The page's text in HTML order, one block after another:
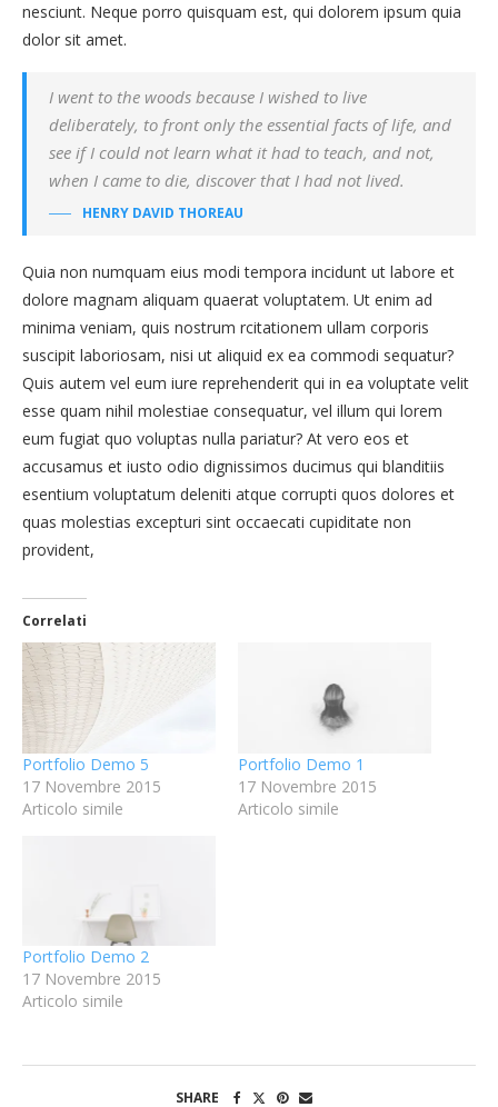
nesciunt. Neque porro quisquam est, qui dolorem ipsum quia
dolor sit amet.
I went to the woods because I wished to live
deliberately, to front only the essential facts of life, and
see if I could not learn what it had to teach, and not,
when I came to die, discover that I had not lived.
HENRY DAVID THOREAU
Quia non numquam eius modi tempora incidunt ut labore et
dolore magnam aliquam quaerat voluptatem. Ut enim ad
minima veniam, quis nostrum rcitationem ullam corporis
suscipit laboriosam, nisi ut aliquid ex ea commodi sequatur?
Quis autem vel eum iure reprehenderit qui in ea voluptate velit
esse quam nihil molestiae consequatur, vel illum qui lorem
eum fugiat quo voluptas nulla pariatur? At vero eos et
accusamus et iusto odio dignissimos ducimus qui blanditiis
esentium voluptatum deleniti atque corrupti quos dolores et
quas molestias excepturi sint occaecati cupiditate non
provident,
Correlati
Portfolio Demo 5
17 Novembre 2015
Articolo simile
Portfolio Demo 1
17 Novembre 2015
Articolo simile
Portfolio Demo 2
17 Novembre 2015
Articolo simile
SHARE